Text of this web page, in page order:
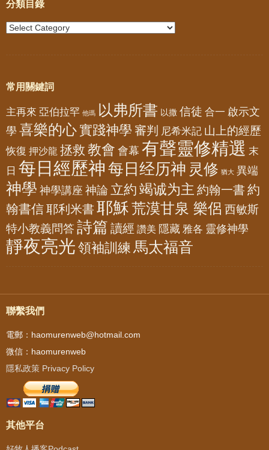
分類目錄
常用關鍵詞
主再來 亞伯拉罕 他瑪 以弗所書 以撒 信徒 合一 啟示文
學 喜樂的心實踐神學 審判 尼希米記 山上的經歷
恢復 押沙龍 拯救 教會 會幕 有聲靈修精選 末
日 每日經歷神 每日经历神 灵修 猶大 異端
神學 神學講座 神論 立約 竭诚为主 約翰一書 約
翰書信耶利米書 耶穌荒漠甘泉 樂侶 西敏斯
特小教義問答詩篇 讀經 讚美 隱藏 雅各 靈修神學
靜夜亮光 領袖訓練 馬太福音
聯繫我們
電郵：haomurenweb@hotmail.com
微信：haomurenweb
隱私政策 Privacy Policy
其他平台